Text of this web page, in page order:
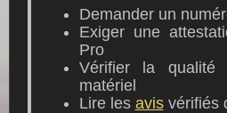
Demander un
Exiger une
Pro
Vérifier la qualité
matériel
Lire les avisvérifiés